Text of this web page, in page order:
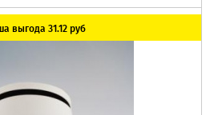
выгода 31.12 руб